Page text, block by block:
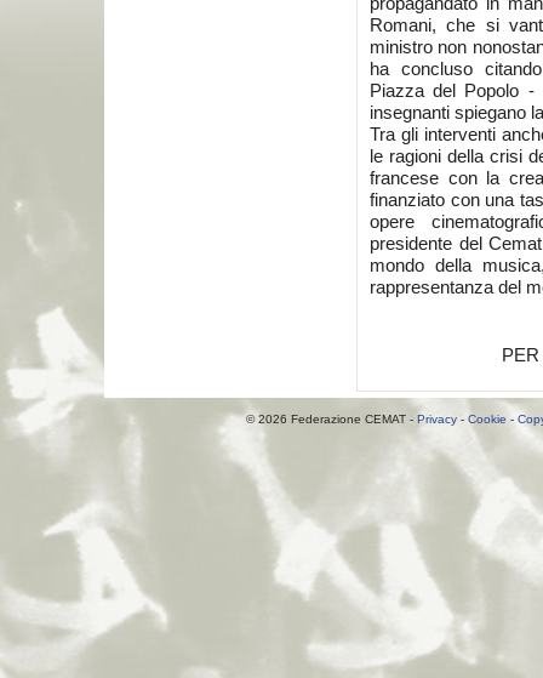
Romani, che si
ministro non
ha concluso
Piazza del Popolo -
insegnanti spiegano
Tra gli interventi
le ragioni della crisi
francese con la
finanziato con una
opere
presidente del
mondo della
rappresentanza del
© 2026 Federazione CEMAT - Privacy - Cookie -